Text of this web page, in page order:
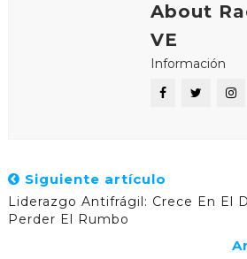
About
VE
Información
Siguiente artículo
Liderazgo Antifrágil: Crece En El
Perder El Rumbo